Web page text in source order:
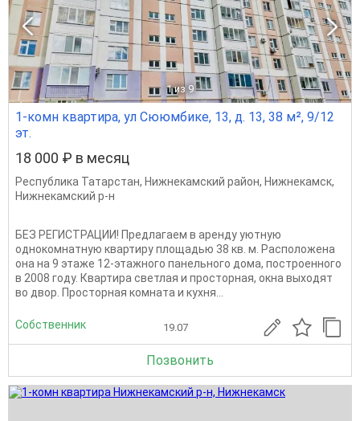
1 из 9
1-комн квартира, ул Сююмбике, 13, д. 13, 38 м², 9/12
эт.
18 000 ₽ в месяц
Республика Татарстан, Нижнекамский район, Нижнекамск,
Нижнекамский р-н
БЕЗ РЕГИСТРАЦИИ! Предлагаем в аренду уютную
однокомнатную квартиру площадью 38 кв. м. Расположена
она на 9 этаже 12-этажного панельного дома, построенного
в 2008 году. Квартира светлая и просторная, окна выходят
во двор. Просторная комната и кухня...
Собственник 19.07
Позвонить